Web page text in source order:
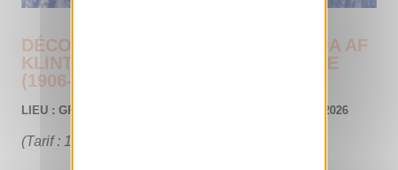
DÉCOUVREZ L’EXPOSITION « HILMA AF
KLINT – LES PEINTURES DU TEMPLE
(1906-1915) »
LIEU : GRAND PALAIS, PARIS 8 – JUSQU’AU 30 AOÛT 2026
(Tarif : 15 €)